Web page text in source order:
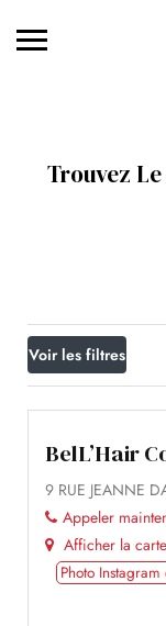
Trouvez
Voir les filtres
BelL’Hair
9 RUE JEANNE
Appeler
Afficher la carte
Photo